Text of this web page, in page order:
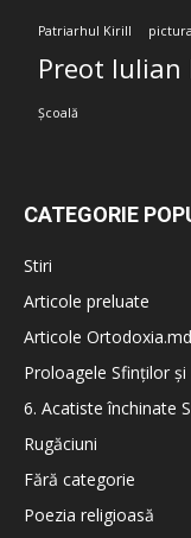
Patriarhul Kirill pictura
Preot Iulian
Școală
CATEGORIE
Stiri
Articole preluate
Articole Ortodoxia.md
Proloagele Sfinților
6. Acatiste închinate
Rugăciuni
Fără categorie
Poezia religioasă